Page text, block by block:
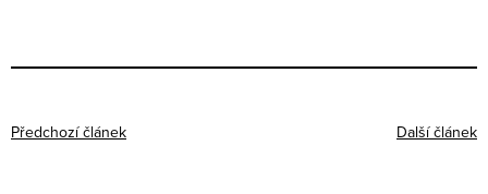
Předchozí článek Další článek